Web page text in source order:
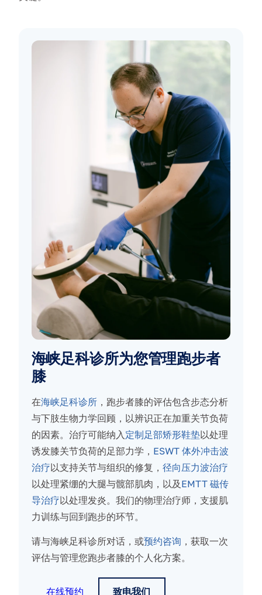
海峡足科诊所为您管理跑步者
膝
在海峡足科诊所，跑步者膝的评估包含步态分析
与下肢生物力学回顾，以辨识正在加重关节负荷
的因素。治疗可能纳入定制足部矫形鞋垫以处理
诱发膝关节负荷的足部力学， ESWT 体外冲击波
治疗以支持关节与组织的修复， 径向压力波治疗
以处理紧绷的大腿与髋部肌肉，以及 EMTT 磁传
导治疗以处理发炎。我们的物理治疗师，支援肌
力训练与回到跑步的环节。
请与海峡足科诊所对话，或预约咨询 ，获取一次
评估与管理您跑步者膝的个人化方案。
在线预约 致电我们